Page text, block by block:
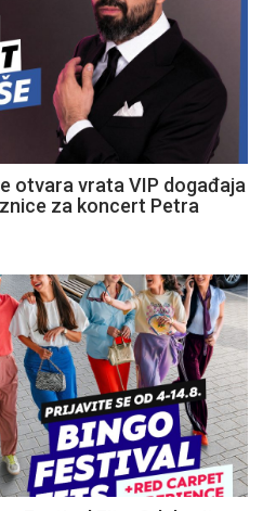
otvara vrata VIP događaja
za koncert Petra